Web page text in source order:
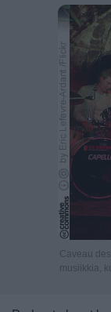
Caveau
musiikkia,